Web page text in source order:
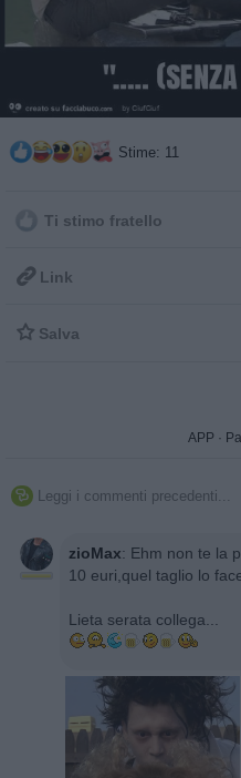
Stime: 11
Ti stimo fratello
 Link
 Salva
APP ·
 Leggi i commenti precedenti...
zioMax: Ehm non te la
10 euri,quel taglio lo
Lieta serata collega...